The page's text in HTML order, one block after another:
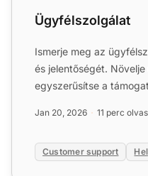
Ügyfélszolgálat
Ismerje meg az
és jelentőségét.
egyszerűsítse a
Jan 20, 2026 11 perc
Customer support